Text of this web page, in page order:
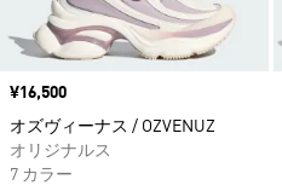
価格
¥16,500
オズヴィーナス / OZVENUZ
オリジナルス
7 カラー